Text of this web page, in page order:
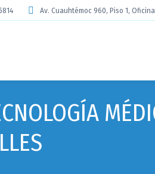
Av. Cuauhtémoc 960, Piso 1,